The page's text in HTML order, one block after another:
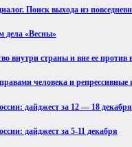
Поиск выхода из
дела «Весны»
внутри страны и вне ее против
человека и репрессивные
дайджест за 12 — 18 декабря
дайджест за 5-11 декабря